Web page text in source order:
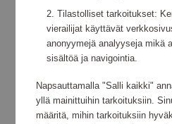
Tilastolliset tarkoitukset:
vierailijat käyttävät
anonyymejä analyyseja mikä
sisältöä ja navigointia.
Napsauttamalla "Salli kaikki"
yllä mainittuihin tarkoituksiin.
määritä, mihin tarkoituksiin